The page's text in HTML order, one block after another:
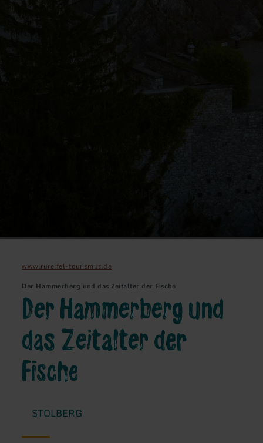
www.rureifel-tourismus.de
Der Hammerberg und das Zeitalter der Fische
Der Hammerberg und
das Zeitalter der
Fische
STOLBERG